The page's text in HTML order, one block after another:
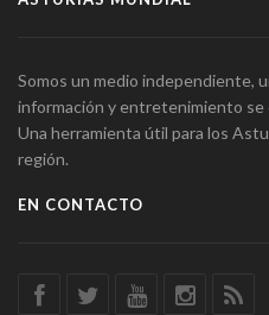
Somos un medio independiente,
información y entretenimiento se
Una herramienta útil para los
región.
EN CONTACTO